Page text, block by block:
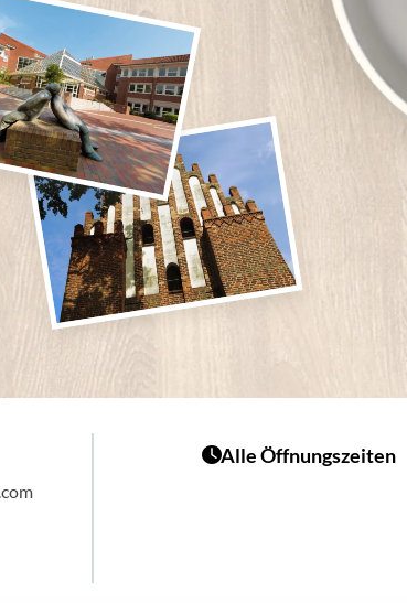
Alle Öffnungszeiten